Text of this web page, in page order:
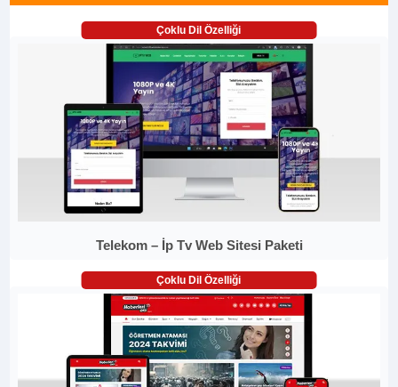
Çoklu Dil Özelliği
Telekom – İp Tv Web Sitesi Paketi
Çoklu Dil Özelliği